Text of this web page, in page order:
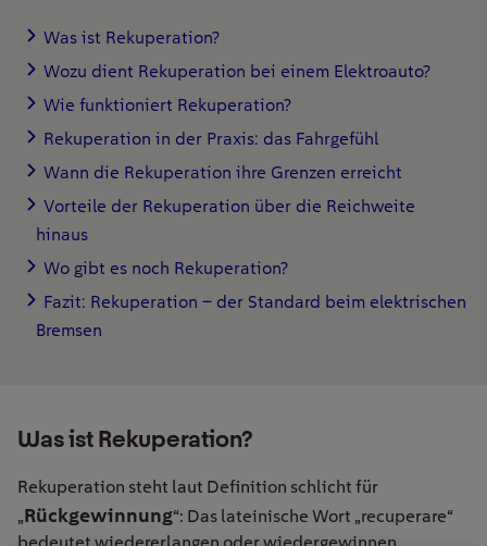
Was ist Rekuperation?
Wozu dient Rekuperation bei einem Elektroauto?
Wie funktioniert Rekuperation?
Rekuperation in der Praxis: das Fahrgefühl
Wann die Rekuperation ihre Grenzen erreicht
Vorteile der Rekuperation über die Reichweite
hinaus
Wo gibt es noch Rekuperation?
Fazit: Rekuperation – der Standard beim elektrischen
Bremsen
Was ist Rekuperation?
Rekuperation steht laut Definition schlicht für
„Rückgewinnung“: Das lateinische Wort „recuperare“